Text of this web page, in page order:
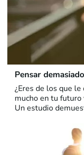
Pensar
¿Eres de los que le
mucho en tu futuro
Un estudio